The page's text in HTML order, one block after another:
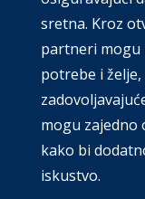
sretna. Kroz
partneri mogu
potrebe i
mogu
kako bi
iskustvo.